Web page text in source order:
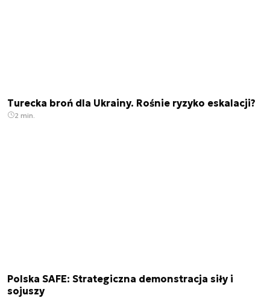
Turecka broń dla Ukrainy. Rośnie ryzyko eskalacji?
2 min.
Polska SAFE: Strategiczna demonstracja siły i
sojuszy